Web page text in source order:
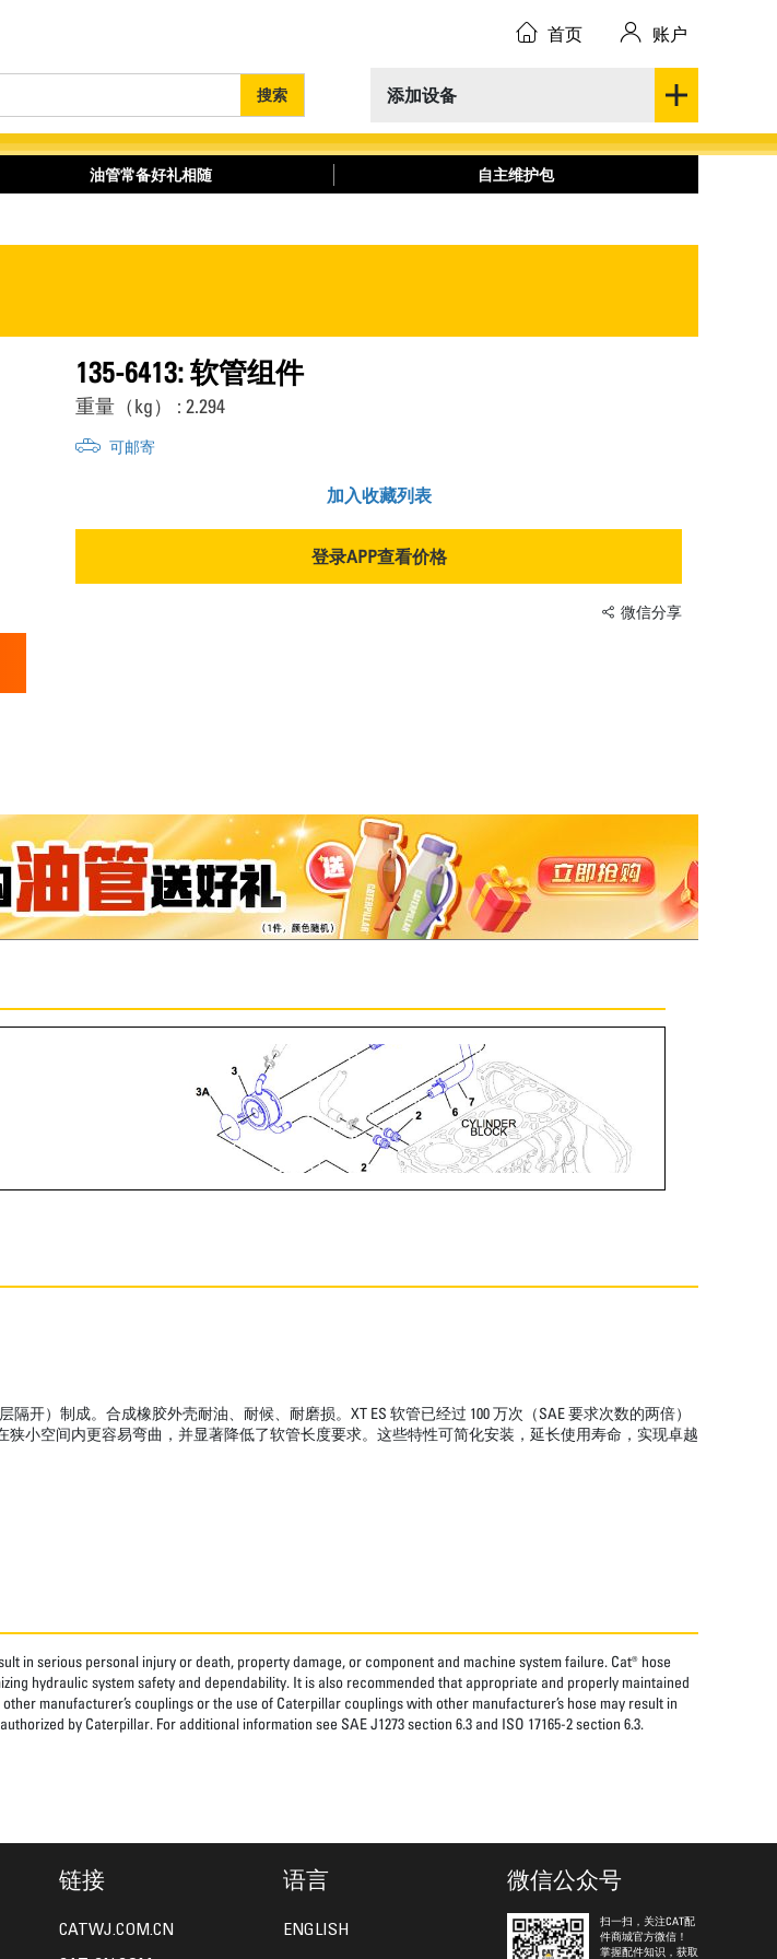
添加设备
搜索
首页 账户
油管常备好礼相随 自主维护包
135-6413: 软管组件
重量（kg） : 2.294
可邮寄
加入收藏列表
登录APP查看价格
微信分享
）制成。合成橡胶外壳耐油、耐候、耐磨损。XT ES 软管已经过 100 万次（SAE 要求次数的两倍）
狭小空间内更容易弯曲，并显著降低了软管长度要求。这些特性可简化安装，延长使用寿命，实现卓越
in serious personal injury or death, property damage, or component and machine system failure. Cat® hose
hydraulic system safety and dependability. It is also recommended that appropriate and properly maintained
manufacturer’s couplings or the use of Caterpillar couplings with other manufacturer’s hose may result in
by Caterpillar. For additional information see SAE J1273 section 6.3 and ISO 17165-2 section 6.3.
链接
CATWJ.COM.CN
语言
ENGLISH
微信公众号
扫一扫，关注CAT配
件商城官方微信！
掌握配件知识，获取